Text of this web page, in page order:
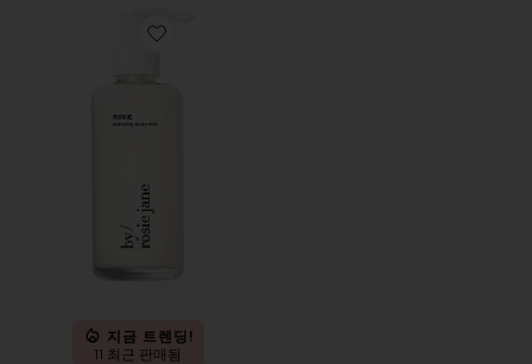
Favorite ROSIE EVERYDAY BODY MILK 바디밀크
지금 트렌딩!
11 최근 판매됨